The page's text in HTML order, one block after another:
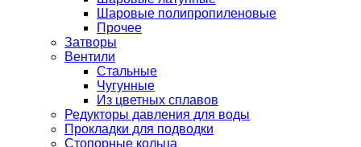
Шаровые полипропиленовые
Прочее
Затворы
Вентили
Стальные
Чугунные
Из цветных сплавов
Редукторы давления для воды
Прокладки для подводки
Стопорные кольца